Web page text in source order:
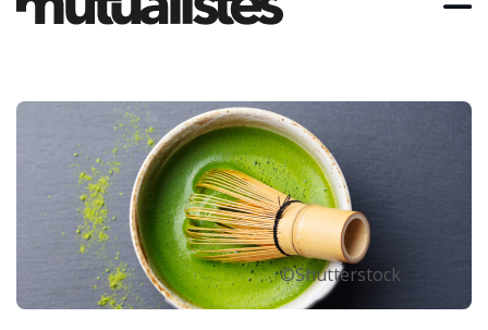
©Shutterstock